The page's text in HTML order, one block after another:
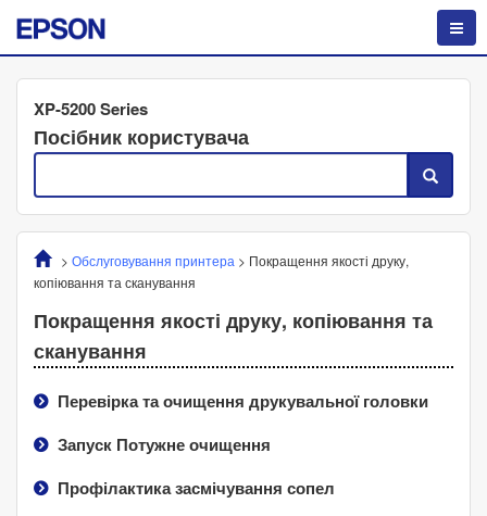
XP-5200 Series
Посібник користувача
> Обслуговування принтера > Покращення якості друку,
копіювання та сканування
Покращення якості друку, копіювання та
сканування
Перевірка та очищення друкувальної головки
Запуск Потужне очищення
Профілактика засмічування сопел